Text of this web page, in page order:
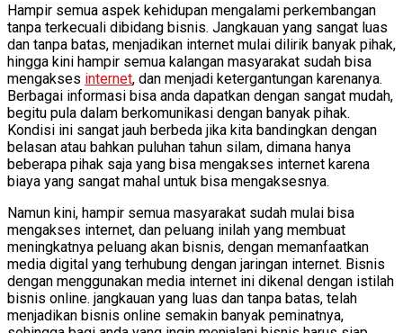
Hampir semua aspek kehidupan mengalami perkembangan
tanpa terkecuali dibidang bisnis. Jangkauan yang sangat luas
dan tanpa batas, menjadikan internet mulai dilirik banyak pihak,
hingga kini hampir semua kalangan masyarakat sudah bisa
mengakses internet, dan menjadi ketergantungan karenanya.
Berbagai informasi bisa anda dapatkan dengan sangat mudah,
begitu pula dalam berkomunikasi dengan banyak pihak.
Kondisi ini sangat jauh berbeda jika kita bandingkan dengan
belasan atau bahkan puluhan tahun silam, dimana hanya
beberapa pihak saja yang bisa mengakses internet karena
biaya yang sangat mahal untuk bisa mengaksesnya.
Namun kini, hampir semua masyarakat sudah mulai bisa
mengakses internet, dan peluang inilah yang membuat
meningkatnya peluang akan bisnis, dengan memanfaatkan
media digital yang terhubung dengan jaringan internet. Bisnis
dengan menggunakan media internet ini dikenal dengan istilah
bisnis online. jangkauan yang luas dan tanpa batas, telah
menjadikan bisnis online semakin banyak peminatnya,